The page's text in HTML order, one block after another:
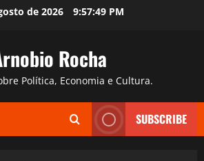
de 2026 9:57:50 PM
Rocha
Política, Economia e Cultura.
SUBSCRIBE